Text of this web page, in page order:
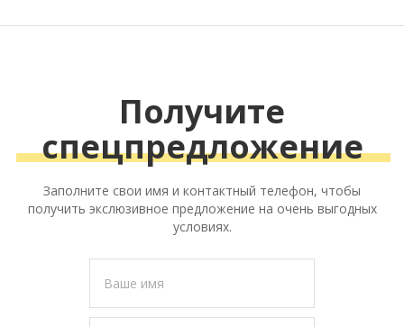
Получите
спецпредложение
Заполните свои имя и контактный телефон, чтобы
получить экслюзивное предложение на очень выгодных
условиях.